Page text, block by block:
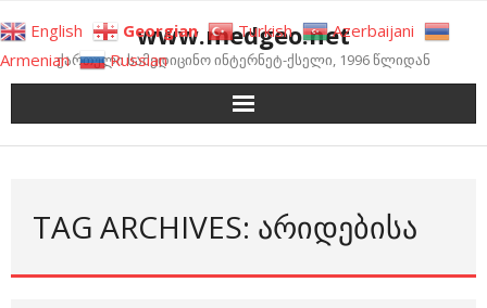
to
content
www.medgeo.net
ქართული სამედიცინო ინტერნეტ-ქსელი, 1996 წლიდან
TAG ARCHIVES: ᲐᲠᲘᲓᲔᲑᲘᲡᲐ
English Georgian Turkish
Azerbaijani
Armenian
Russian